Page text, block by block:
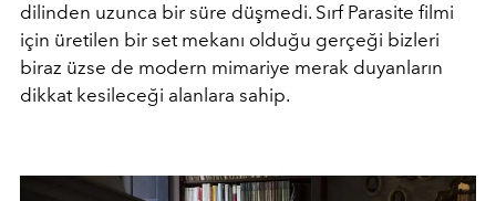
dilinden uzunca bir süre düşmedi. Sırf Parasite filmi
için üretilen bir set mekanı olduğu gerçeği bizleri
biraz üzse de modern mimariye merak duyanların
dikkat kesileceği alanlara sahip.